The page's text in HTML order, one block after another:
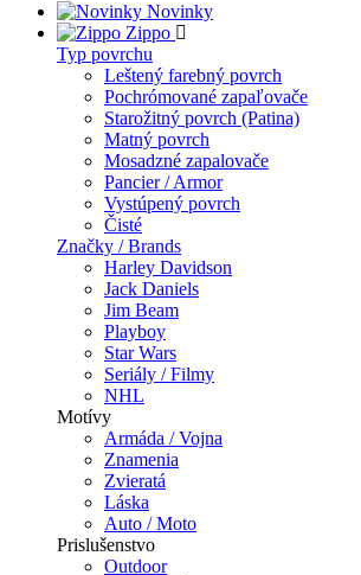
Novinky
Zippo
Typ povrchu
Leštený farebný povrch
Pochrómované zapaľovače
Starožitný povrch (Patina)
Matný povrch
Mosadzné zapalovače
Pancier / Armor
Vystúpený povrch
Čisté
Značky / Brands
Harley Davidson
Jack Daniels
Jim Beam
Playboy
Star Wars
Seriály / Filmy
NHL
Motívy
Armáda / Vojna
Znamenia
Zvieratá
Láska
Auto / Moto
Prislušenstvo
Outdoor